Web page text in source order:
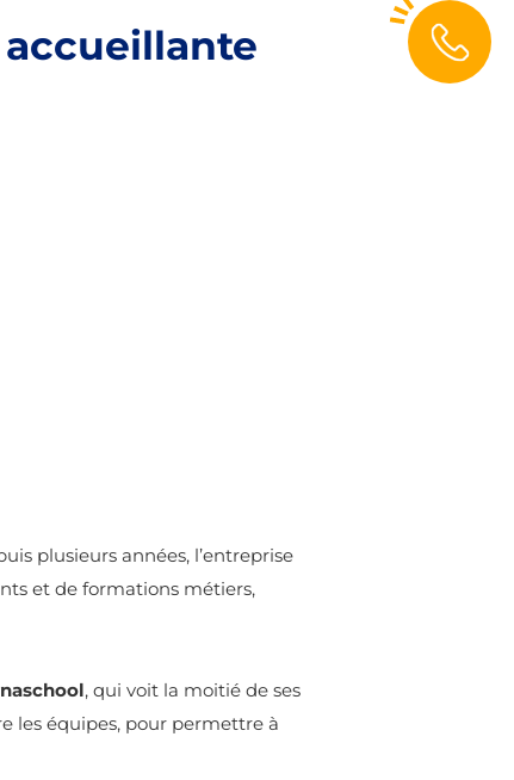
plusieurs années, l’entreprise
et de formations métiers,
, qui voit la moitié de ses
les équipes, pour permettre à